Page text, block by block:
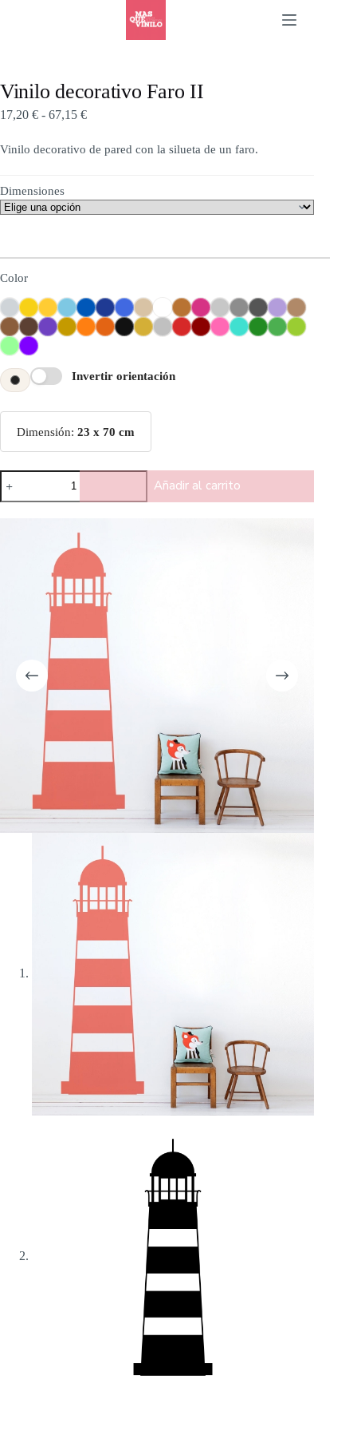
Vinilo decorativo Faro II
17,20 € - 67,15 €
Vinilo decorativo de pared con la silueta de un faro.
Dimensiones
Color
Invertir orientación
Dimensión: 23 x 70 cm
Añadir al carrito